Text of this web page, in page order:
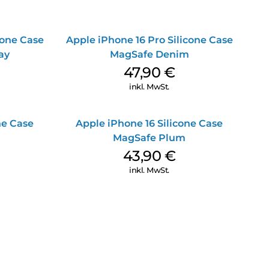
Case
Apple iPhone 16 Pro Silicone Case
MagSafe Denim
47,90 €
inkl. MwSt.
Case
Apple iPhone 16 Silicone Case
MagSafe Plum
43,90 €
inkl. MwSt.